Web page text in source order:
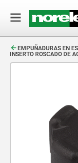
EMPUÑADURAS EN
INSERTO ROSCADO DE